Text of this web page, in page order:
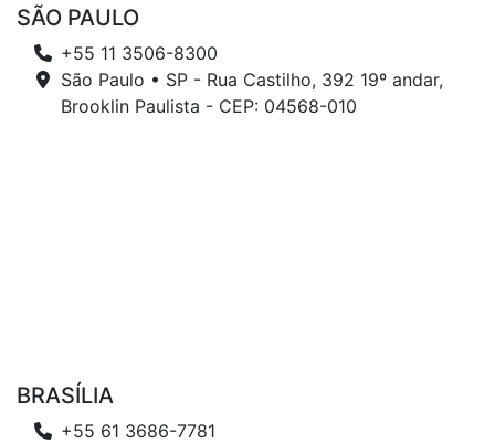
SÃO PAULO
+55 11 3506-8300
São Paulo • SP - Rua Castilho, 392 19º andar,
Brooklin Paulista - CEP: 04568-010
BRASÍLIA
+55 61 3686-7781